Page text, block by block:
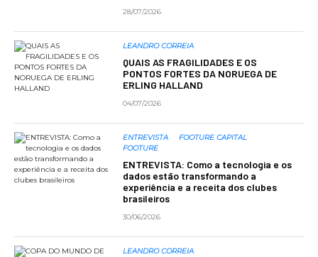
28/07/2026
LEANDRO CORREIA
QUAIS AS FRAGILIDADES E OS
PONTOS FORTES DA NORUEGA DE
ERLING HALLAND
04/07/2026
ENTREVISTA
FOOTURE CAPITAL
FOOTURE
ENTREVISTA: Como a tecnologia e os
dados estão transformando a
experiência e a receita dos clubes
brasileiros
30/06/2026
LEANDRO CORREIA